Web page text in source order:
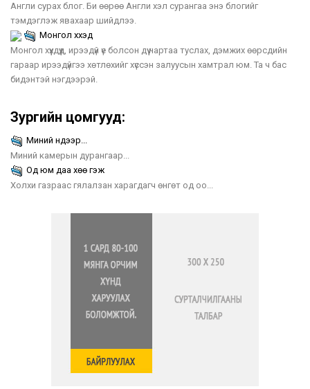
Англи сурах блог. Би өөрөө Англи хэл сурангаа энэ блогийг
тэмдэглэж явахаар шийдлээ.
Монгол хүүхэд
Монгол хүүхдүүд, ирээдүй үе болсон дүү нартаа туслах, дэмжих өөрсдийн
гараар ирээдүйгээ хөтлөхийг хүссэн залуусын хамтрал юм. Та ч бас
бидэнтэй нэгдээрэй.
Зургийн цомгууд:
Миний нүдээр...
Миний камерын дурангаар...
Од юм даа хөө гэж
Холхи газраас гялалзан харагдагч өнгөт од оо...